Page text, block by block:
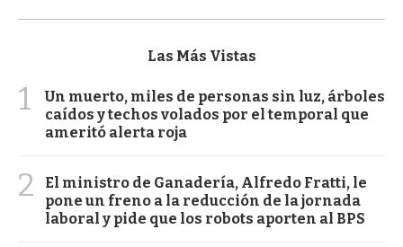
Las Más Vistas
1
Un muerto, miles de personas sin luz, árboles
caídos y techos volados por el temporal que
ameritó alerta roja
2
El ministro de Ganadería, Alfredo Fratti, le
pone un freno a la reducción de la jornada
laboral y pide que los robots aporten al BPS